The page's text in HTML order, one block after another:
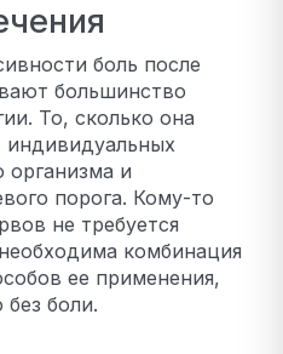
боль после
большинство
То, сколько она
индивидуальных
организма и
порога. Кому-то
не требуется
комбинация
ее применения,
боли.